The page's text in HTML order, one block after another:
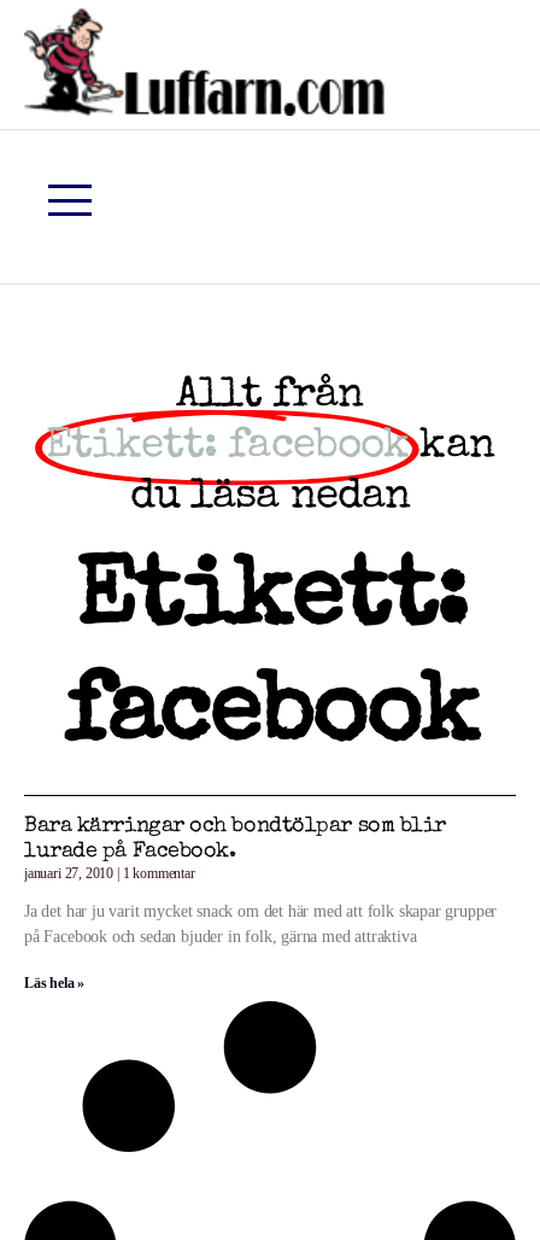
Allt från
Etikett: facebook kan
du läsa nedan
Etikett:
facebook
Bara kärringar och bondtölpar som blir
lurade på Facebook.
januari 27, 2010 1 kommentar
Ja det har ju varit mycket snack om det här med att folk skapar grupper
på Facebook och sedan bjuder in folk, gärna med attraktiva
Läs hela »